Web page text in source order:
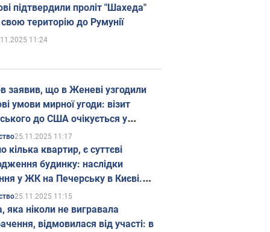
підтвердили проліт "Шахеда"
територію до Румунії
11:24
заявив, що в Женеві узгодили
умови мирної угоди: візит
до США очікується у
25.11.2025 11:17
кілька квартир, є суттєві
будинку: наслідки
у ЖК на Печерську в Києві.
25.11.2025 11:15
яка ніколи не вигравала
відмовилася від участі: в